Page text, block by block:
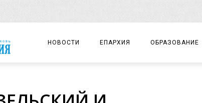
НОВОСТИ ЕПАРХИЯ
ЕПАРХИАЛЬНОЕ УПРАВЛЕНИЕ
ОБРАЗОВАНИЕ